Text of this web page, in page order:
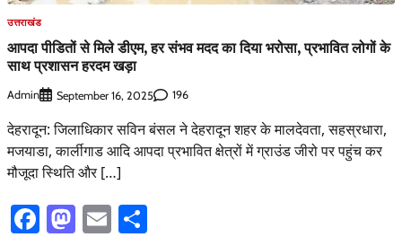
उत्तराखंड
आपदा पीडितों से मिले डीएम, हर संभव मदद का दिया भरोसा, प्रभावित लोगों के
साथ प्रशासन हरदम खड़ा
Admin September 16, 2025 196
देहरादून: जिलाधिकार सविन बंसल ने देहरादून शहर के मालदेवता, सहस्रधारा,
मजयाडा, कार्लीगाड आदि आपदा प्रभावित क्षेत्रों में ग्राउंड जीरो पर पहुंच कर
मौजूदा स्थिति और […]
Facebook
Mastodon
Email